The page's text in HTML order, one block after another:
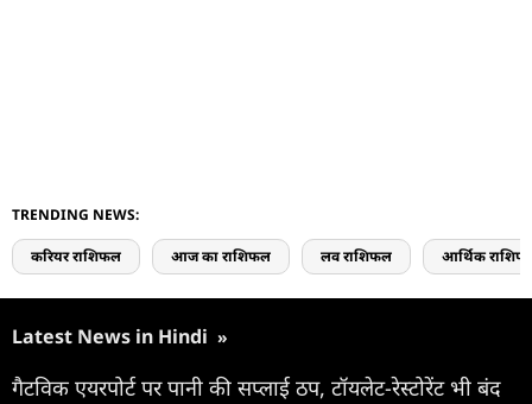
TRENDING NEWS:
करियर राशिफल आज का राशिफल लव राशिफल आर्थिक
Latest News in Hindi »
गैटविक एयरपोर्ट पर पानी की सप्लाई ठप, टॉयलेट-रेस्टोरेंट भी बंद